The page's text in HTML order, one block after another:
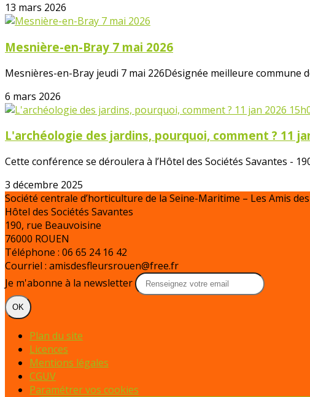
13 mars 2026
Mesnière-en-Bray 7 mai 2026
Mesnières-en-Bray jeudi 7 mai 226Désignée meilleure commune
6 mars 2026
L'archéologie des jardins, pourquoi, comment ? 11
Cette conférence se déroulera à l’Hôtel des Sociétés Savantes -
3 décembre 2025
Société centrale d’horticulture de la Seine-Maritime – Les Amis
Hôtel des Sociétés Savantes
190, rue Beauvoisine
76000 ROUEN
Téléphone : 06 65 24 16 42
Courriel : amisdesfleursrouen@free.fr
Je m'abonne à la newsletter
OK
Plan du site
Licences
Mentions légales
CGUV
Paramétrer vos cookies